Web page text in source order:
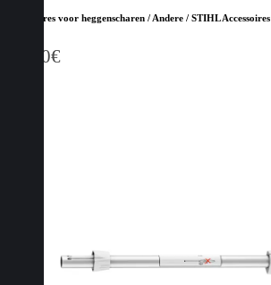
Accessoires voor heggenscharen / Andere / STIHL Accessoires
32,40€